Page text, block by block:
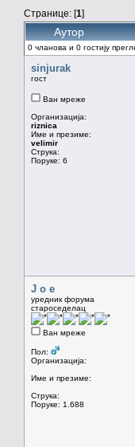
Странице: [1]
Аутор
0 чланова и 0 гостију
sinjurak
гост
Ван мреже
Организација:
riznica
Име и презиме:
velimir
Струка:
Поруке: 6
J o e
уредник форума
староседелац
Ван мреже
Пол:
Организација:
Име и презиме:
Струка:
Поруке: 1.688